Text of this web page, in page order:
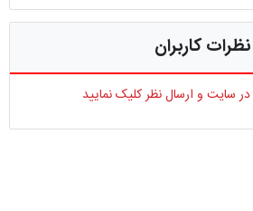
نظرات کاربران
و ارسال نظر کلیک نمایید